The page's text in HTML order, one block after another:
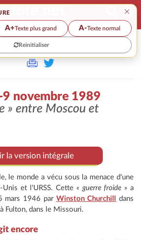
×
A+Texte plus grand A-Texte normal
Reinitialiser
novembre 1989
» entre Moscou et
la version intégrale
le monde a vécu sous la menace d'une
Unis et l'URSS. Cette « guerre froide » a
mars 1946 par Winston Churchill
dans
Fulton, dans le Missouri.
encore